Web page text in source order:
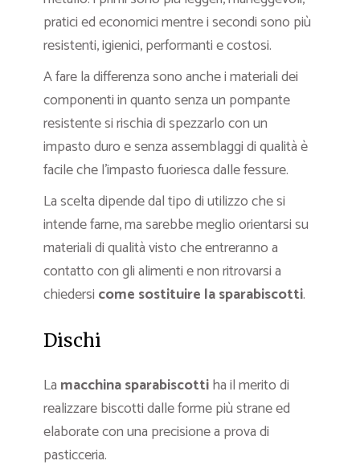
pratici ed economici mentre i secondi sono più
resistenti, igienici, performanti e costosi.
A fare la differenza sono anche i materiali dei
componenti in quanto senza un pompante
resistente si rischia di spezzarlo con un
impasto duro e senza assemblaggi di qualità è
facile che l’impasto fuoriesca dalle fessure.
La scelta dipende dal tipo di utilizzo che si
intende farne, ma sarebbe meglio orientarsi su
materiali di qualità visto che entreranno a
contatto con gli alimenti e non ritrovarsi a
chiedersi come sostituire la sparabiscotti.
Dischi
La macchina sparabiscottiha il merito di
realizzare biscotti dalle forme più strane ed
elaborate con una precisione a prova di
pasticceria.